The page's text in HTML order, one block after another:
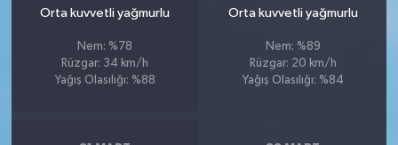
Orta kuvvetli yağmurlu
Nem: %78
Rüzgar: 34 km/h
Yağış Olasılığı: %88
Orta kuvvetli yağmurlu
Nem: %89
Rüzgar: 20 km/h
Yağış Olasılığı: %84